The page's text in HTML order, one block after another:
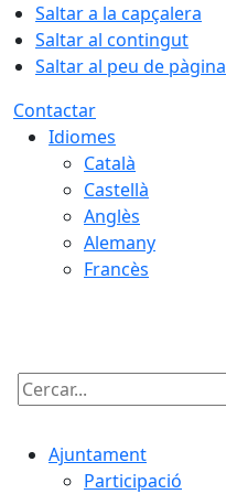
Saltar a la capçalera
Saltar al contingut
Saltar al peu de pàgina
Contactar
Idiomes
Català
Castellà
Anglès
Alemany
Francès
Cercar:
Ajuntament
Participació